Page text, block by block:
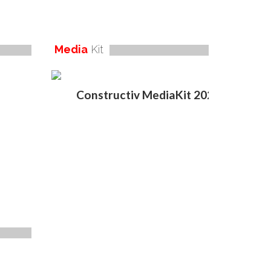
Media Kit
Constructiv MediaKit 2020